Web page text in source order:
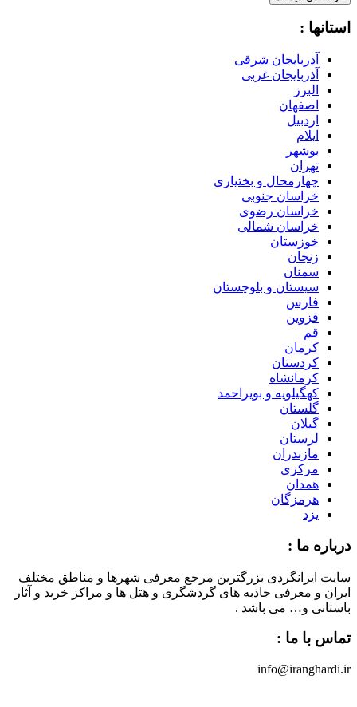
استانها :
آذربایجان شرقی
آذربایجان غربی
البرز
اصفهان
اردبیل
ایلام
بوشهر
تهران
چهارمحال و بختیاری
خراسان جنوبی
خراسان رضوی
خراسان شمالی
خوزستان
زنجان
سمنان
سیستان و بلوچستان
فارس
قزوین
قم
کرمان
کردستان
کرمانشاه
کهگیلویه و بویراحمد
گلستان
گیلان
لرستان
مازندران
مرکزی
همدان
هرمزگان
یزد
درباره ما :
سایت ایرانگردی بزرگترین مرجع معرفی شهرها و مناطق مختلف
ایران و معرفی جاذبه های گردشگری و هتل ها و مراکز خرید و آثار
باستانی و… می باشد .
تماس با ما :
info@iranghardi.ir